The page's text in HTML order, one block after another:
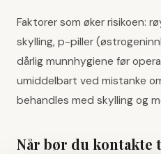
Faktorer som øker risikoen:
skylling, p-piller
dårlig munnhygiene før
umiddelbart ved mistanke
behandles med skylling og
Når bør du kontakte